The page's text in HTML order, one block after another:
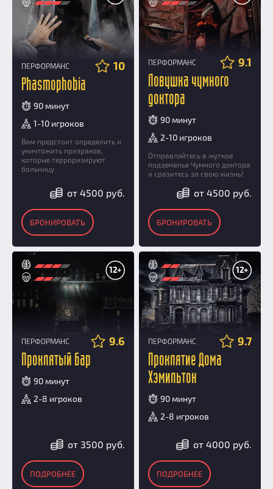
ПЕРФОРМАНС 10
Phasmophobia
90 минут
1-10 игроков
Вам предстоит определить и
уничтожить призраков,
которые терроризируют
больницу
от 4500 руб.
БРОНИРОВАТЬ
ПЕРФОРМАНС 9.1
Ловушка чумного
доктора
90 минут
2-10 игроков
Отправляйтесь в жуткое
подземелье Чумного доктора
и сразитесь за свою жизнь!
от 4500 руб.
БРОНИРОВАТЬ
12+
ПЕРФОРМАНС 9.6
Проклятый бар
90 минут
2-8 игроков
от 3500 руб.
ПОДРОБНЕЕ
12+
ПЕРФОРМАНС 9.7
Проклятие Дома
Хэмильтон
90 минут
2-8 игроков
от 4000 руб.
ПОДРОБНЕЕ